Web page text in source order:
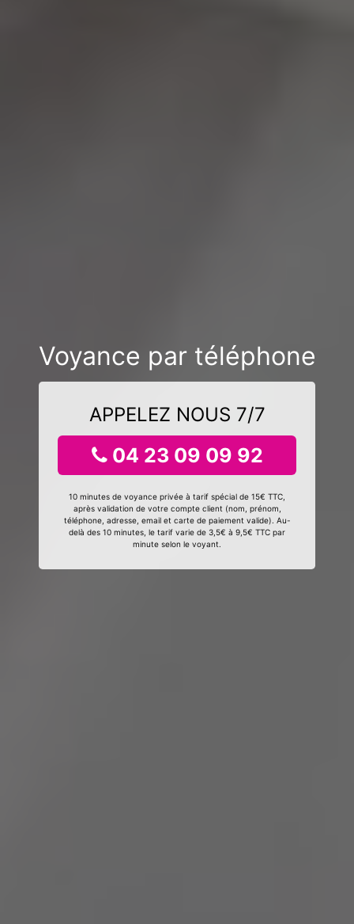
Voyance par téléphone
APPELEZ NOUS 7/7
04 23 09 09 92
10 minutes de voyance privée à tarif spécial de 15€ TTC,
après validation de votre compte client (nom, prénom,
téléphone, adresse, email et carte de paiement valide). Au-
delà des 10 minutes, le tarif varie de 3,5€ à 9,5€ TTC par
minute selon le voyant.